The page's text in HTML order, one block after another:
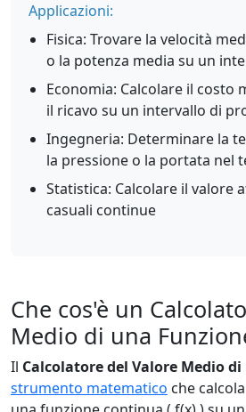
Applicazioni:
Fisica: Trovare la velocità
o la potenza media su un
Economia: Calcolare il costo
il ricavo su un intervallo di
Ingegneria: Determinare la
la pressione o la portata nel
Statistica: Calcolare il valore
casuali continue
Che cos'è un
Medio di una
Il Calcolatore del Valore Medio
strumento matematico che